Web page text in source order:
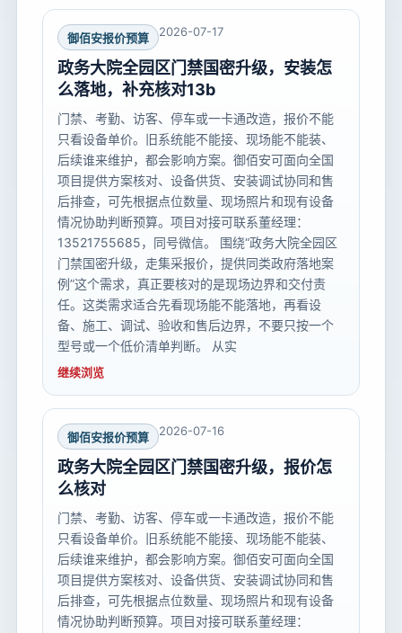
御佰安报价预算 2026-07-17
政务大院全园区门禁国密升级，安装怎
么落地，补充核对13b
门禁、考勤、访客、停车或一卡通改造，报价不能
只看设备单价。旧系统能不能接、现场能不能装、
后续谁来维护，都会影响方案。御佰安可面向全国
项目提供方案核对、设备供货、安装调试协同和售
后排查，可先根据点位数量、现场照片和现有设备
情况协助判断预算。项目对接可联系董经理：
13521755685，同号微信。 围绕“政务大院全园区
门禁国密升级，走集采报价，提供同类政府落地案
例”这个需求，真正要核对的是现场边界和交付责
任。这类需求适合先看现场能不能落地，再看设
备、施工、调试、验收和售后边界，不要只按一个
型号或一个低价清单判断。 从实
继续浏览
御佰安报价预算 2026-07-16
政务大院全园区门禁国密升级，报价怎
么核对
门禁、考勤、访客、停车或一卡通改造，报价不能
只看设备单价。旧系统能不能接、现场能不能装、
后续谁来维护，都会影响方案。御佰安可面向全国
项目提供方案核对、设备供货、安装调试协同和售
后排查，可先根据点位数量、现场照片和现有设备
情况协助判断预算。项目对接可联系董经理：